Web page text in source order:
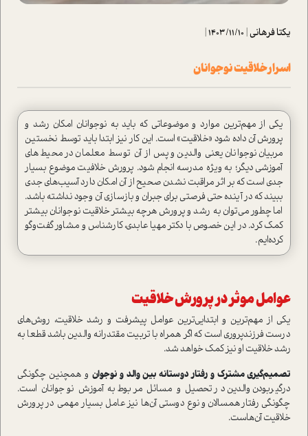
یکتا فرهانی|
1403/11/10
|
اسرار خلاقيت نوجوانان
يكي از مهم‌ترين موارد و موضوعاتي كه بايد به نوجوانان امكان رشد و
پرورش آن داده شود «خلاقيت» است. اين كار نيز ابتدا بايد توسط نخستين
مربيان نوجوانان يعني والدين و پس از آن توسط معلمان در محيط‌هاي
آموزشي ديگر؛ به ويژه مدرسه انجام شود. پرورش خلافيت موضوع بسيار
جدي است كه بر اثر مراقبت نشدن صحيح از آن امكان دارد آسيب‌هاي جدي
ببيند كه در آينده حتي فرصتي براي جبران و بازسازي آن وجود نداشته باشد.
اما چطور مي‌توان به رشد و پرورش هرچه بيشتر خلاقيت نوجوانان بيشتر
كمك كرد. در اين خصوص با دكتر مهيا عابدي، كارشناس و مشاور گفت‌و‌گو
كرده‌ايم.
عوامل موثر در پرورش خلاقيت
يكي از مهم‌ترين و ابتدايي‌ترين عوامل پيشرفت و رشد خلاقيت، روش‌هاي
درست فرزندپروري است كه اگر همراه با تربيت مقتدرانه والدين باشد قطعا به
رشد خلاقيت او نيز كمك خواهد شد.
تصميم‌گيري مشترك و رفتار دوستانه بين والد و نوجوان و همچنين چگونگي
درگيربودن والدين در تحصيل و مسائل مربوط به آموزش نوجوانان است.
چگونگي رفتارهمسالان و نوع دوستي آن‌ها نيز عامل بسيار مهمي در پرورش
خلاقيت آن‌هاست.